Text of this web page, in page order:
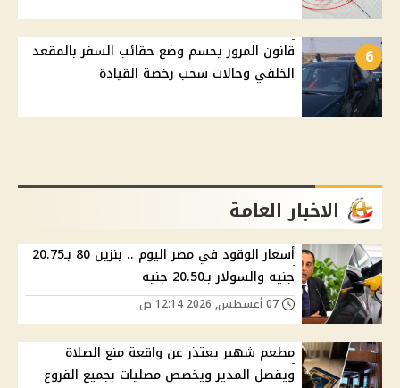
6
قانون المرور يحسم وضع حقائب السفر بالمقعد
الخلفي وحالات سحب رخصة القيادة
الاخبار العامة
أسعار الوقود في مصر اليوم .. بنزين 80 بـ20.75
جنيه والسولار بـ20.50 جنيه
مطعم شهير يعتذر عن واقعة منع الصلاة
ويفصل المدير ويخصص مصليات بجميع الفروع